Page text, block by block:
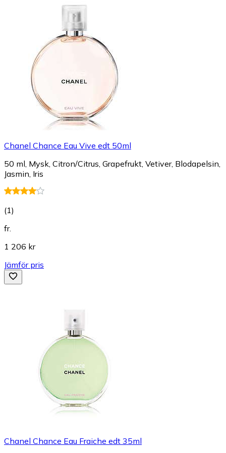
Chanel Chance Eau Vive edt 50ml
50 ml, Mysk, Citron/Citrus, Grapefrukt, Vetiver, Blodapelsin,
Jasmin, Iris
(1)
fr.
1 206 kr
Jämför pris
Chanel Chance Eau Fraiche edt 35ml